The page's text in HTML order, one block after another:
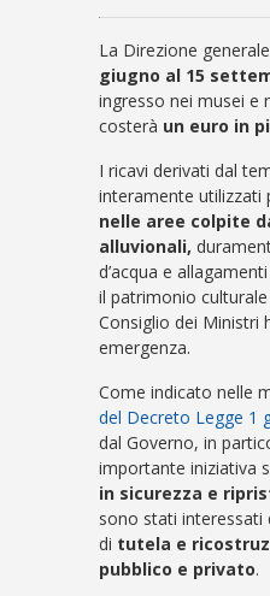
La Direzione
giugno al 15
ingresso nei musei e
costerà un euro in
I ricavi derivati dal
interamente utilizzati
nelle aree colpite
alluvionali,
d’acqua e
il patrimonio
Consiglio dei Ministri
emergenza.
Come indicato nelle
del Decreto Legge 1
dal Governo, in
importante iniziativa
in sicurezza e
sono stati interessati
di tutela e
pubblico e privato.